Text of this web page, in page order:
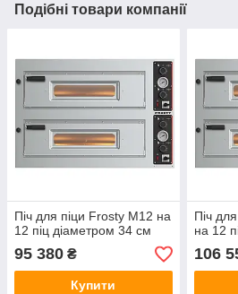
Подібні товари компанії
Піч для піци Frosty M12 на
12 піц діаметром 34 см
95 380 ₴
Купити
Піч
на 12
106